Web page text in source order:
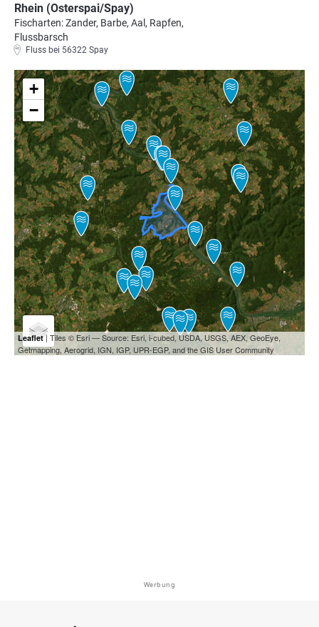
Rhein (Osterspai/Spay)
Fischarten: Zander, Barbe, Aal, Rapfen,
Flussbarsch
Fluss bei 56322 Spay
+
−
Leaflet| Tiles © Esri — Source: Esri, i-cubed, USDA, USGS, AEX, GeoEye,
Getmapping, Aerogrid, IGN, IGP, UPR-EGP, and the GIS User Community
Werbung